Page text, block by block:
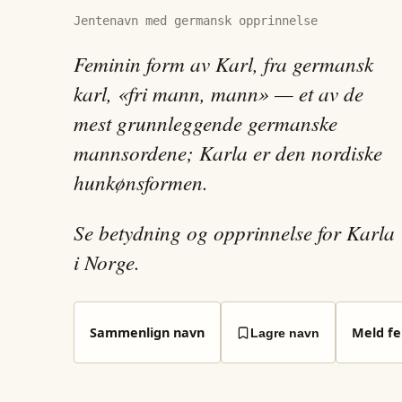
Jentenavn med germansk opprinnelse
Feminin form av Karl, fra germansk
karl, «fri mann, mann» — et av de
mest grunnleggende germanske
mannsordene; Karla er den nordiske
hunkønsformen.
Se betydning og opprinnelse for Karla
i Norge.
Sammenlign navn Lagre navn Meld